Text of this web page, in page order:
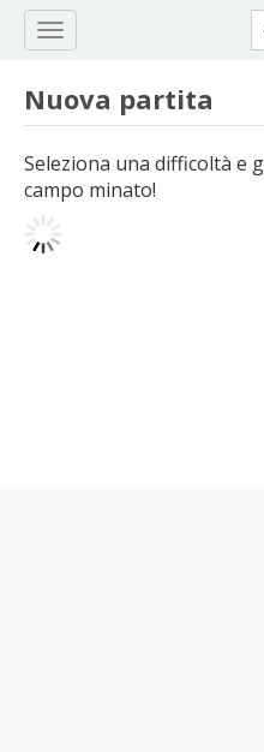
Nuova partita
Seleziona una difficoltà e
campo minato!